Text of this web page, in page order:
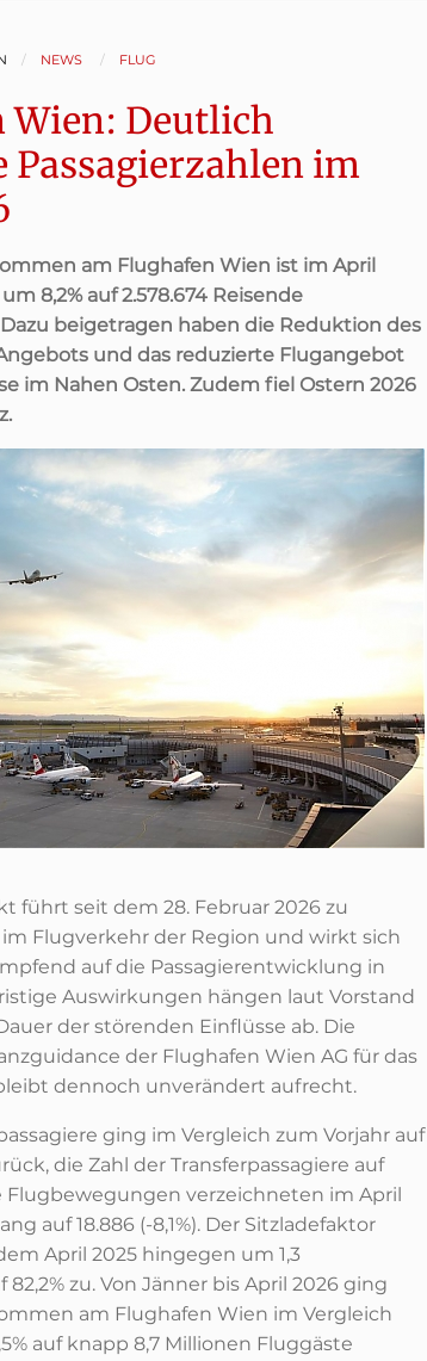
NEWS FLUG
Wien: Deutlich
Passagierzahlen im
am Flughafen Wien ist im April
8,2% auf 2.578.674 Reisende
beigetragen haben die Reduktion des
und das reduzierte Flugangebot
im Nahen Osten. Zudem fiel Ostern 2026
führt seit dem 28. Februar 2026 zu
Flugverkehr der Region und wirkt sich
auf die Passagierentwicklung in
Auswirkungen hängen laut Vorstand
der störenden Einflüsse ab. Die
der Flughafen Wien AG für das
dennoch unverändert aufrecht.
ging im Vergleich zum Vorjahr auf
die Zahl der Transferpassagiere auf
Flugbewegungen verzeichneten im April
auf 18.886 (-8,1%). Der Sitzladefaktor
April 2025 hingegen um 1,3
zu. Von Jänner bis April 2026 ging
am Flughafen Wien im Vergleich
auf knapp 8,7 Millionen Fluggäste